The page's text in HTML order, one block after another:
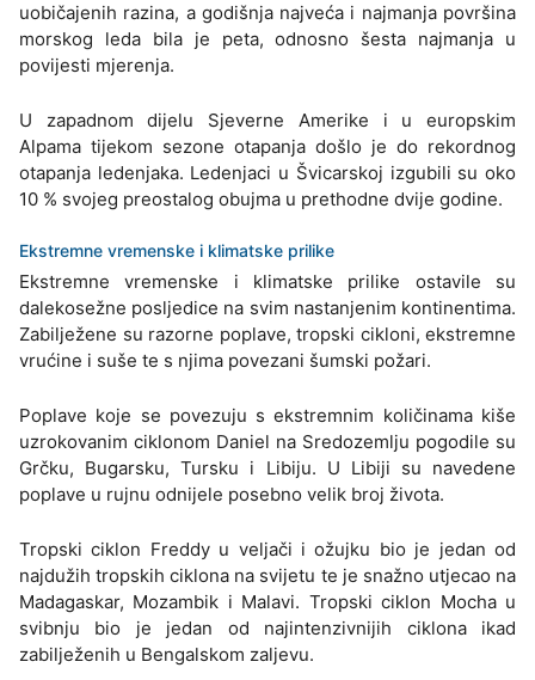
uobičajenih razina, a godišnja najveća i najmanja površina
morskog leda bila je peta, odnosno šesta najmanja u
povijesti mjerenja.
U zapadnom dijelu Sjeverne Amerike i u europskim
Alpama tijekom sezone otapanja došlo je do rekordnog
otapanja ledenjaka. Ledenjaci u Švicarskoj izgubili su oko
10 % svojeg preostalog obujma u prethodne dvije godine.
Ekstremne vremenske i klimatske prilike
Ekstremne vremenske i klimatske prilike ostavile su
dalekosežne posljedice na svim nastanjenim kontinentima.
Zabilježene su razorne poplave, tropski cikloni, ekstremne
vrućine i suše te s njima povezani šumski požari.
Poplave koje se povezuju s ekstremnim količinama kiše
uzrokovanim ciklonom Daniel na Sredozemlju pogodile su
Grčku, Bugarsku, Tursku i Libiju. U Libiji su navedene
poplave u rujnu odnijele posebno velik broj života.
Tropski ciklon Freddy u veljači i ožujku bio je jedan od
najdužih tropskih ciklona na svijetu te je snažno utjecao na
Madagaskar, Mozambik i Malavi. Tropski ciklon Mocha u
svibnju bio je jedan od najintenzivnijih ciklona ikad
zabilježenih u Bengalskom zaljevu.